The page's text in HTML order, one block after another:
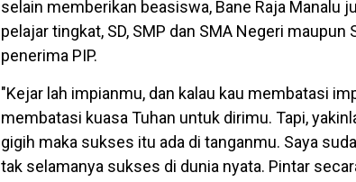
selain memberikan beasiswa, Bane Raja Manalu
pelajar tingkat, SD, SMP dan SMA Negeri maupun
penerima PIP.
"Kejar lah impianmu, dan kalau kau membatasi
membatasi kuasa Tuhan untuk dirimu. Tapi,
gigih maka sukses itu ada di tanganmu. Saya
tak selamanya sukses di dunia nyata. Pintar